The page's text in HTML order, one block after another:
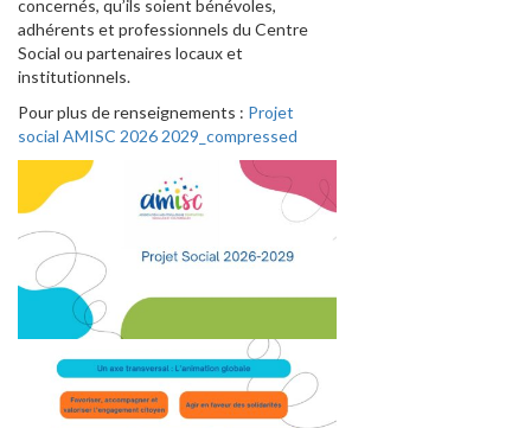
concernés, qu’ils soient bénévoles,
adhérents et professionnels du Centre
Social ou partenaires locaux et
institutionnels.
Pour plus de renseignements : Projet
social AMISC 2026 2029_compressed